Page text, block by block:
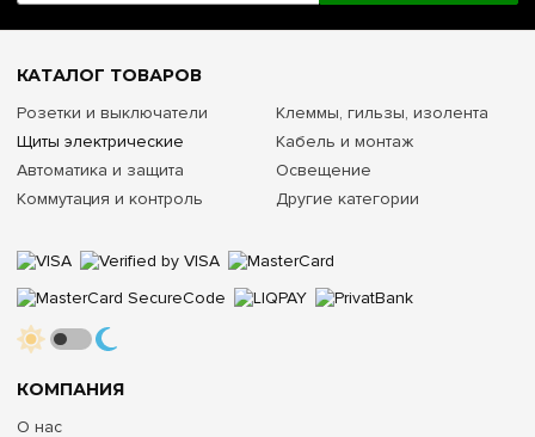
КОМПАНИЯ
О нас
КАТАЛОГ ТОВАРОВ
Розетки и выключатели
Щиты электрические
Автоматика и защита
Коммутация и контроль
Клеммы, гильзы, изолента
Кабель и монтаж
Освещение
Другие категории